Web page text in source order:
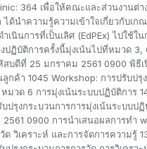
364 เพื่อให้คณะและส่วนงานต่า
ด้นำความรู้ความเข้าใจเกี่ยวกับเ
เนินการที่เป็นเลิศ (EdPEx) ไปใช้ใ
ปฏิบัติการครั้งนี้มุ่งเน้นไปที่หมวด 3,
บดีที่ 25 มกราคม 2561 0900 พิธีเ
กค้า 1045 Workshop: การปรับปรุ
มวด 6 การมุ่งเน้นระบบปฏิบัติการ
ปรุงกระบวนการการมุ่งเน้นระบบป
0900 การนำเสนอผลการทำ
ด วิเคราะห์ และการจัดการความรู้